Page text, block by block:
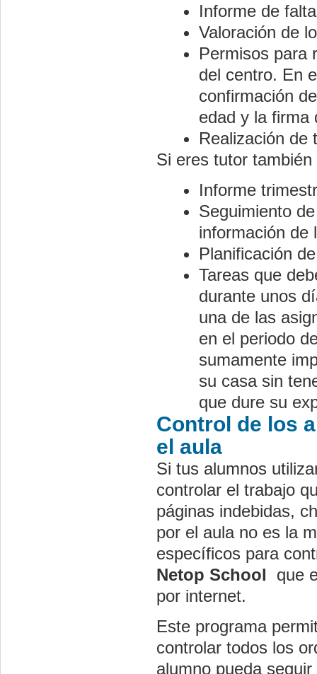
Informe de
Valoración de
Permisos para
del centro. En
confirmación
edad y la firma
Realización de
Si eres tutor también
Informe
Seguimiento
información de
Planificación
Tareas que
durante unos
una de las
en el periodo
sumamente
su casa sin
que dure su
Control de los
el aula
Si tus alumnos
controlar el trabajo
páginas indebidas,
por el aula no es la
específicos para
Netop School que
por internet.
Este programa
controlar todos los
alumno pueda